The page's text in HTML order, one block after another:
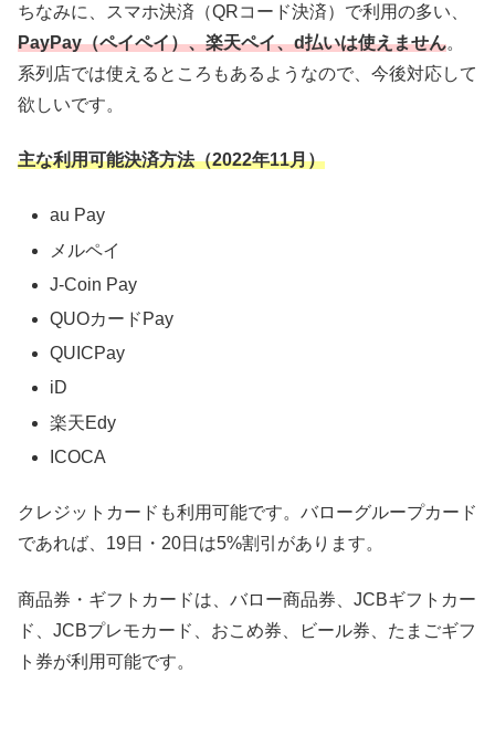
ちなみに、スマホ決済（QRコード決済）で利用の多い、
PayPay（ペイペイ）、楽天ペイ、d払いは使えません。
系列店では使えるところもあるようなので、今後対応して
欲しいです。
主な利用可能決済方法（2022年11月）
au Pay
メルペイ
J-Coin Pay
QUOカードPay
QUICPay
iD
楽天Edy
ICOCA
クレジットカードも利用可能です。バローグループカード
であれば、19日・20日は5%割引があります。
商品券・ギフトカードは、バロー商品券、JCBギフトカー
ド、JCBプレモカード、おこめ券、ビール券、たまごギフ
ト券が利用可能です。